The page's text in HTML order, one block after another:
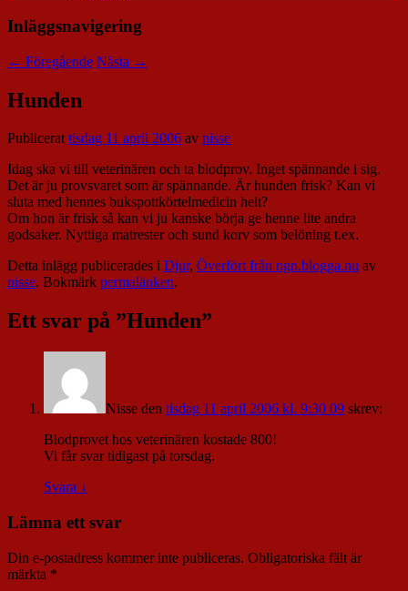
Inläggsnavigering
← Föregående Nästa →
Hunden
Publicerattisdag 11 april 2006 av nisse
Idag ska vi till veterinären och ta blodprov. Inget spännande i sig.
Det är ju provsvaret som är spännande. Är hunden frisk? Kan vi
sluta med hennes bukspottkörtelmedicin helt?
Om hon är frisk så kan vi ju kanske börja ge henne lite andra
godsaker. Nyttiga matrester och sund korv som belöning t.ex.
Detta inlägg publicerades i Djur, Överfört från ngn.blogga.nu av
nisse. Bokmärk permalänken.
Ett svar på ”Hunden”
Nisse den tisdag 11 april 2006 kl. 9:30 09 skrev:
Blodprovet hos veterinären kostade 800!
Vi får svar tidigast på torsdag.
Svara ↓
Lämna ett svar
Din e-postadress kommer inte publiceras. Obligatoriska fält är
märkta *